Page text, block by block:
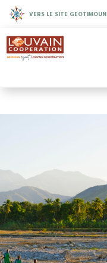
VERS LE SITE GEOTIMOUN